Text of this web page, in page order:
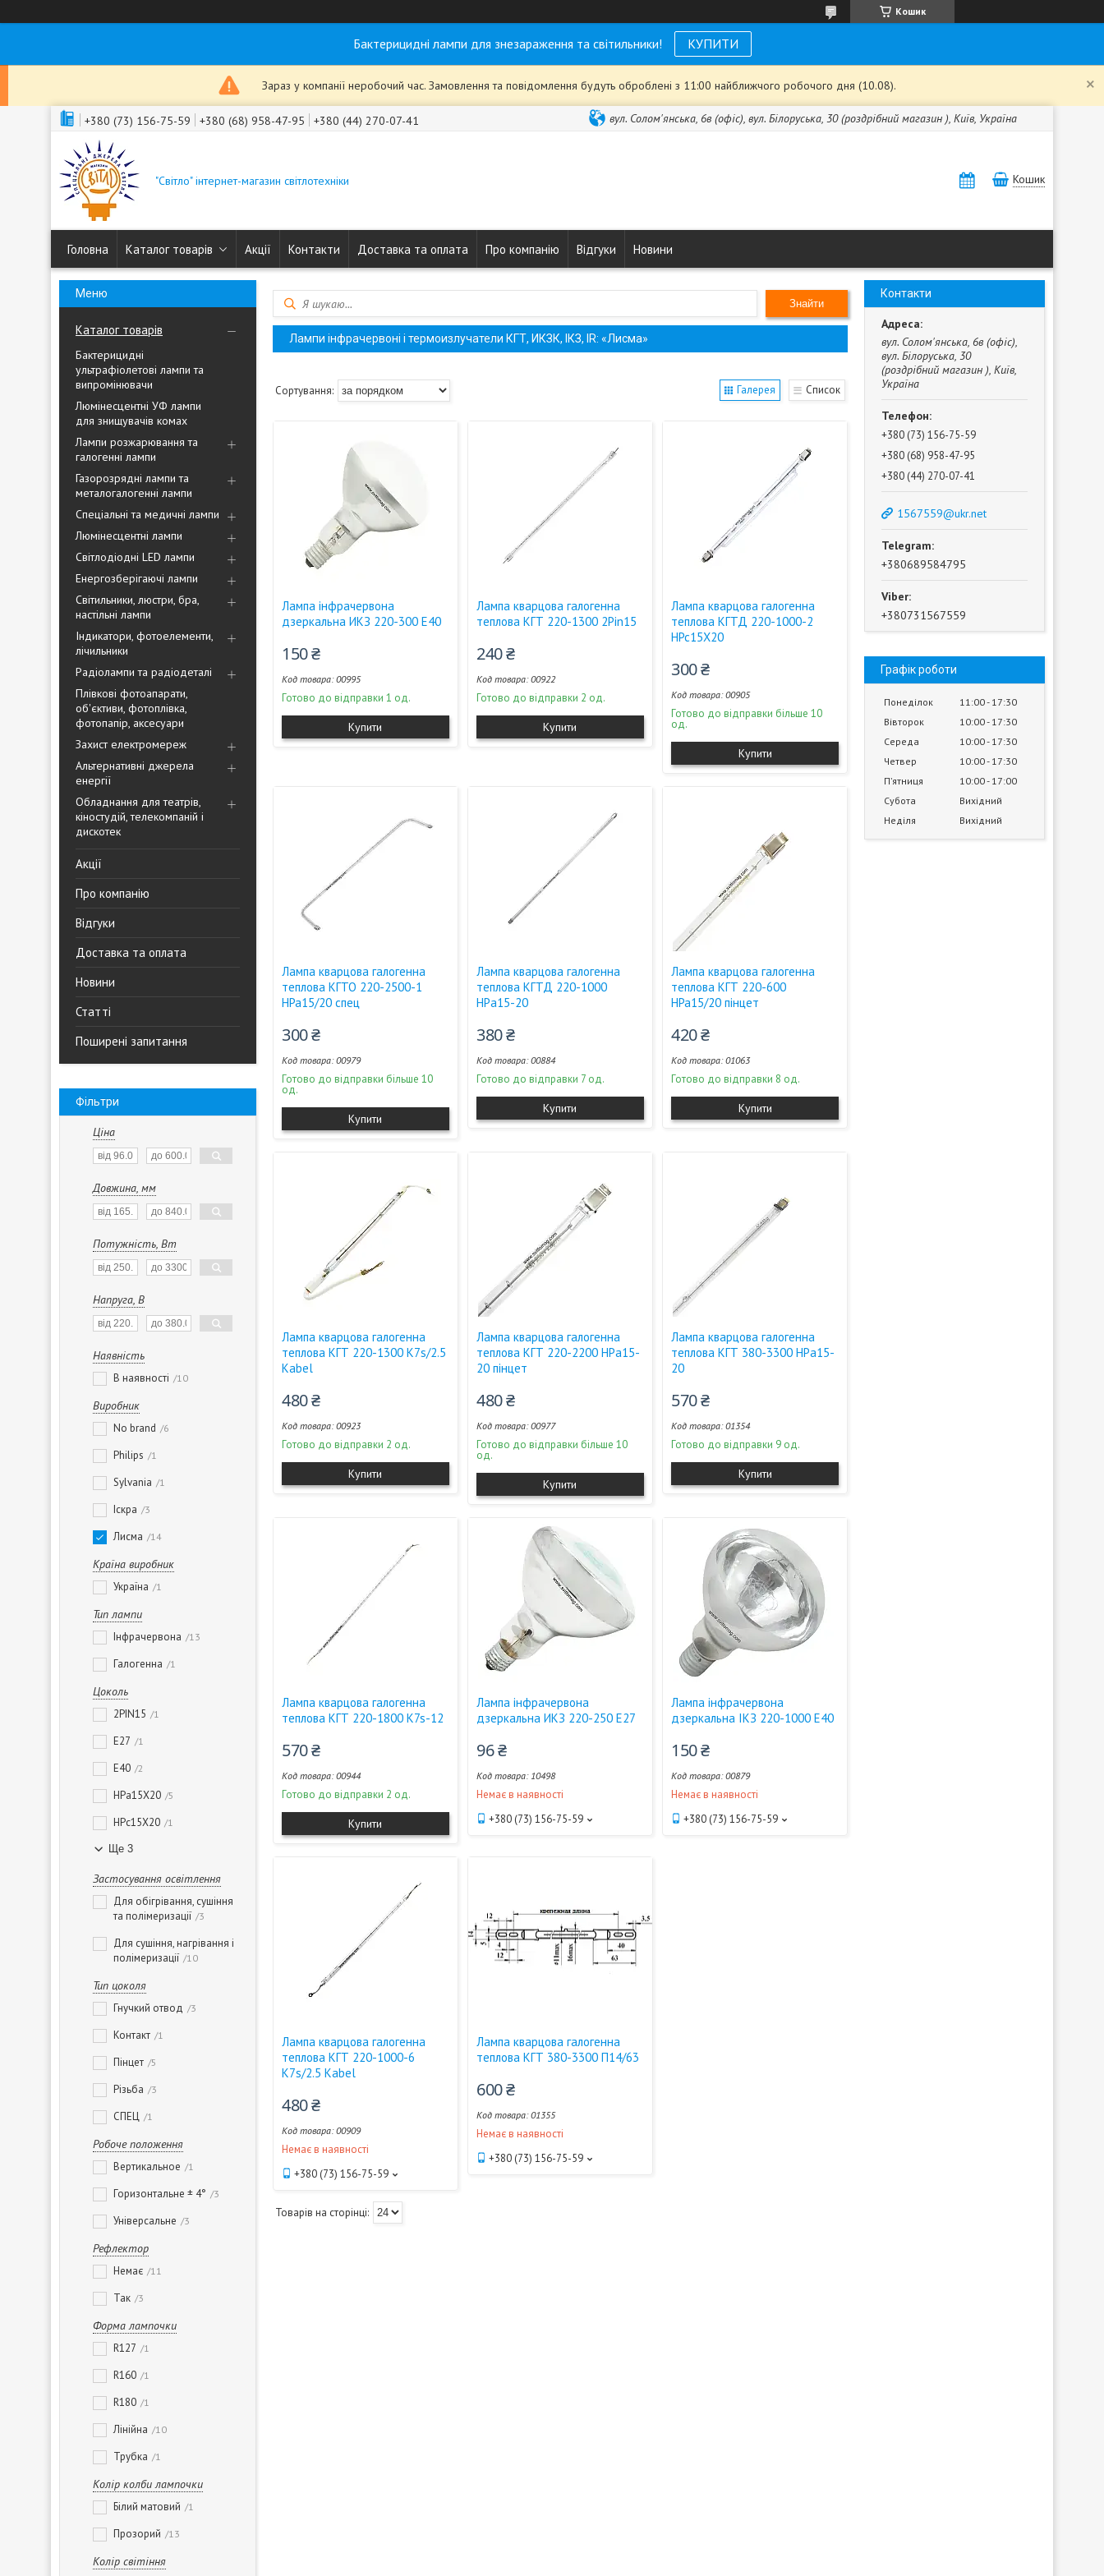
Кошик
Бактерицидні лампи для знезараження та світильники! КУПИТИ
Зараз у компанії неробочий час. Замовлення та повідомлення будуть оброблені з 11:00 найближчого робочого дня (10.08).
+380 (73) 156-75-59 +380 (68) 958-47-95 +380 (44) 270-07-41 вул. Солом'янська, 6в (офіс), вул. Білоруська, 30 (роздрібний магазин ), Київ, Україна
"Світло" інтернет-магазин світлотехніки Кошик
Головна Каталог товарів Акції Контакти Доставка та оплата Про компанію Відгуки Новини
Каталог товарів
Бактерицидні
ультрафіолетові лампи та
випромінювачи
Люмінесцентні УФ лампи
для знищувачів комах
Лампи розжарювання та
галогенні лампи
Газорозрядні лампи та
металогалогенні лампи
Спеціальні та медичні лампи
Люмінесцентні лампи
Світлодіодні LED лампи
Енергозберігаючі лампи
Світильники, люстри, бра,
настільні лампи
Індикатори, фотоелементи,
лічильники
Радіолампи та радіодеталі
Плівкові фотоапарати,
об'єктиви, фотоплівка,
фотопапір, аксесуари
Захист електромереж
Альтернативні джерела
енергії
Обладнання для театрів,
кіностудій, телекомпаній і
дискотек
Акції
Про компанію
Відгуки
Доставка та оплата
Новини
Статті
Поширені запитання
Фільтри
Ціна
Довжина, мм
Потужність, Вт
Напруга, В
Наявність
В наявності 10
Виробник
No brand 6
Philips 1
Sylvania 1
Іскра 3
Лисма 14
Країна виробник
Україна 1
Тип лампи
Інфрачервона 13
Галогенна 1
Цоколь
2PIN15 1
E27 1
E40 2
HPa15X20 5
HPc15X20 1
Ще 3
Застосування освітлення
Для обігрівання, сушіння
та полімеризації 3
Для сушіння, нагрівання і
полімеризації 10
Тип цоколя
Гнучкий отвод 3
Контакт 1
Пінцет 5
Різьба 3
СПЕЦ 1
Робоче положення
Вертикальное 1
Горизонтальне ± 4° 3
Універсальне 3
Рефлектор
Немає 11
Так 3
Форма лампочки
R127 1
R160 1
R180 1
Лінійна 10
Трубка 1
Колір колби лампочки
Білий матовий 1
Прозорий 13
Колір світіння
Знайти
Лампи інфрачервоні і термоизлучатели КГТ, ИКЗК, ІКЗ, IR: «Лисма»
Галерея Список
Лампа інфрачервона
дзеркальна ИКЗ 220-300 Е40
150 ₴
00995
Готово до відправки 1 од.
Купити
Лампа кварцова галогенна
теплова КГТ 220-1300 2Pin15
240 ₴
00922
Готово до відправки 2 од.
Купити
Лампа кварцова галогенна
теплова КГТД 220-1000-2
НPc15X20
300 ₴
00905
Готово до відправки більше 10
од.
Купити
Лампа кварцова галогенна
теплова КГТО 220-2500-1
HPa15/20 спец
300 ₴
00979
Готово до відправки більше 10
од.
Купити
Лампа кварцова галогенна
теплова КГТД 220-1000
НPа15-20
380 ₴
00884
Готово до відправки 7 од.
Купити
Лампа кварцова галогенна
теплова КГТ 220-600
HPa15/20 пінцет
420 ₴
01063
Готово до відправки 8 од.
Купити
Лампа кварцова галогенна
теплова КГТ 220-1300 К7s/2.5
Kabel
480 ₴
00923
Готово до відправки 2 од.
Купити
Лампа кварцова галогенна
теплова КГТ 220-2200 НPа15-
20 пінцет
480 ₴
00977
Готово до відправки більше 10
од.
Купити
Лампа кварцова галогенна
теплова КГТ 380-3300 НPа15-
20
570 ₴
01354
Готово до відправки 9 од.
Купити
Лампа кварцова галогенна
теплова КГТ 220-1800 K7s-12
570 ₴
00944
Готово до відправки 2 од.
Купити
Лампа інфрачервона
дзеркальна ИКЗ 220-250 Е27
96 ₴
10498
Немає в наявності
+380 (73) 156-75-59
Лампа інфрачервона
дзеркальна ІКЗ 220-1000 Е40
150 ₴
00879
Немає в наявності
+380 (73) 156-75-59
Лампа кварцова галогенна
теплова КГТ 220-1000-6
К7s/2.5 Kabel
480 ₴
00909
Немає в наявності
+380 (73) 156-75-59
Лампа кварцова галогенна
теплова КГТ 380-3300 П14/63
600 ₴
01355
Немає в наявності
+380 (73) 156-75-59
Контакти
вул. Солом'янська, 6в (офіс),
вул. Білоруська, 30
(роздрібний магазин ), Київ,
Україна
+380 (73) 156-75-59
+380 (68) 958-47-95
+380 (44) 270-07-41
1567559@ukr.net
+380689584795
+380731567559
Графік роботи
Понеділок 11:00 17:30
Вівторок
10:00 17:30
Середа
10:00 17:30
Четвер
10:00 17:30
Пʼятниця
10:00 17:00
Субота
Вихідний
Неділя
Вихідний